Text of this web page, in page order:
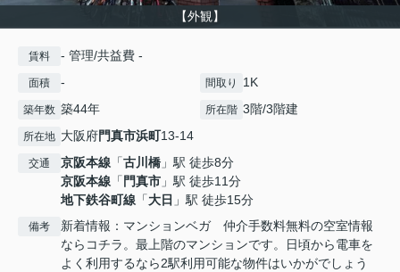
【外観】
賃料 - 管理/共益費 -
面積 - 間取り 1K
築年数 築44年 所在階 3階/3階建
所在地 大阪府門真市浜町13-14
交通 京阪本線 「古川橋 」駅 徒歩8分
京阪本線 「 門真市 」駅 徒歩11分
地下鉄谷町線 「大日 」駅 徒歩15分
備考
新着情報：マンションベガ 仲介手数料無料の空室情報
ならコチラ。最上階のマンションです。日頃から電車を
よく利用するなら2駅利用可能な物件はいかがでしょう